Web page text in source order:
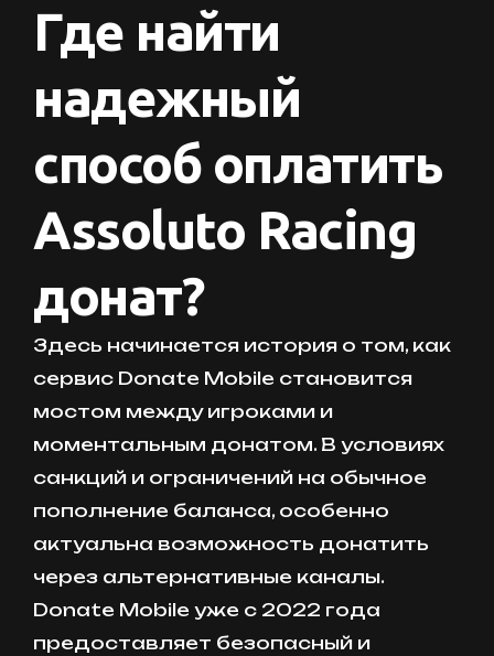
Где найти
надежный
способ оплатить
Assoluto Racing
донат?
Здесь начинается история о том, как
сервис Donate Mobile становится
мостом между игроками и
моментальным донатом. В условиях
санкций и ограничений на обычное
пополнение баланса, особенно
актуальна возможность донатить
через альтернативные каналы.
Donate Mobile уже с 2022 года
предоставляет безопасный и